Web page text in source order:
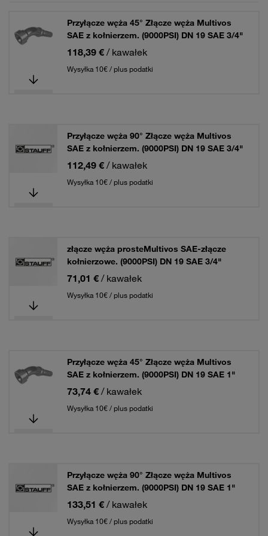
Przyłącze węża 45° Złącze węża Multivos
SAE z kołnierzem. (9000PSI) DN 19 SAE 3/4"
118,39 € / kawałek
Wysyłka 10€ / plus podatki
Przyłącze węża 90° Złącze węża Multivos
SAE z kołnierzem. (9000PSI) DN 19 SAE 3/4"
112,49 € / kawałek
Wysyłka 10€ / plus podatki
złącze węża prosteMultivos SAE-złącze
kołnierzowe. (9000PSI) DN 19 SAE 3/4"
71,01 € / kawałek
Wysyłka 10€ / plus podatki
Przyłącze węża 45° Złącze węża Multivos
SAE z kołnierzem. (9000PSI) DN 19 SAE 1"
73,74 € / kawałek
Wysyłka 10€ / plus podatki
Przyłącze węża 90° Złącze węża Multivos
SAE z kołnierzem. (9000PSI) DN 19 SAE 1"
133,51 € / kawałek
Wysyłka 10€ / plus podatki